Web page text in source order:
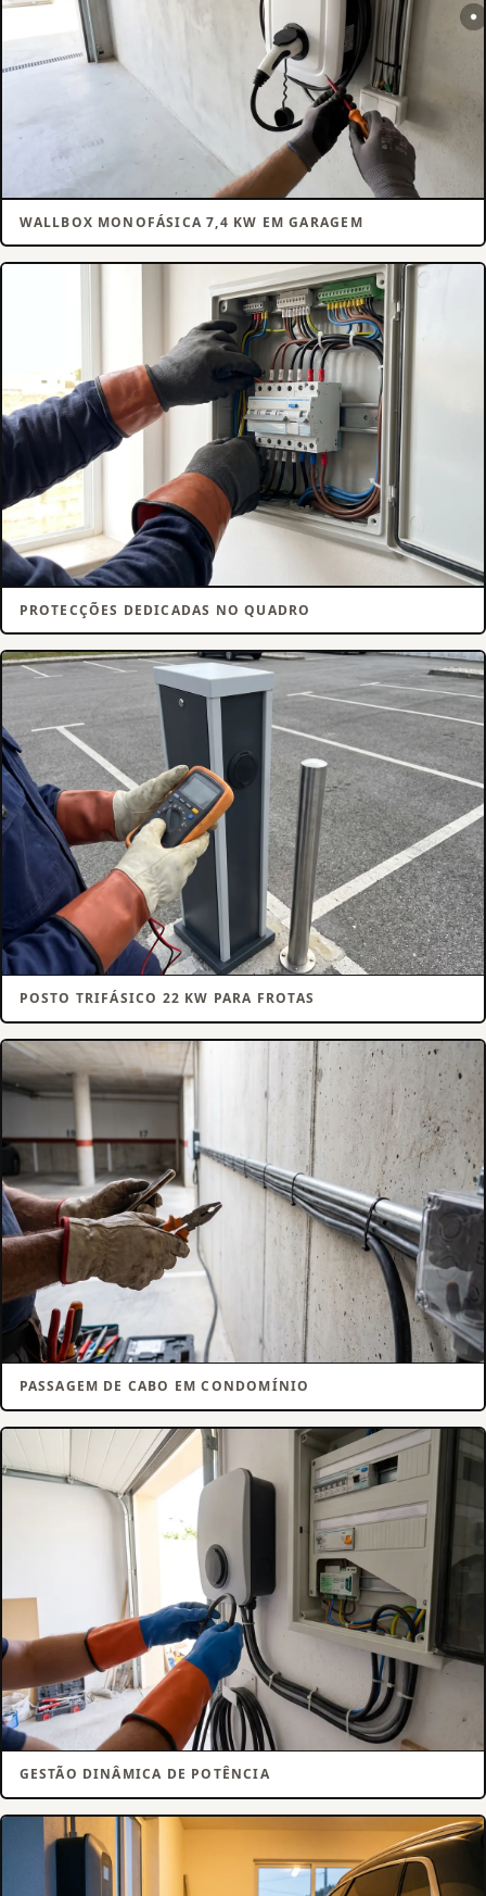
WALLBOX MONOFÁSICA 7,4 KW EM GARAGEM
PROTECÇÕES DEDICADAS NO QUADRO
POSTO TRIFÁSICO 22 KW PARA FROTAS
PASSAGEM DE CABO EM CONDOMÍNIO
GESTÃO DINÂMICA DE POTÊNCIA